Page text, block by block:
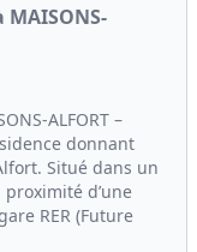
ALFORT –
donnant
Situé dans un
d’une
RER (Future